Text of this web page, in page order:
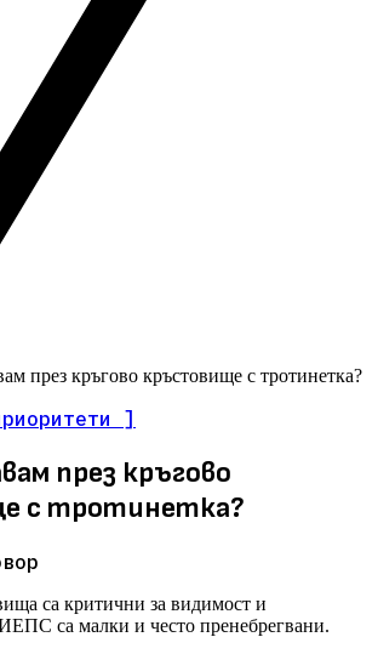
през кръгово кръстовище с тротинетка?
]
през кръгово
с тротинетка?
са критични за видимост и
са малки и често пренебрегвани.